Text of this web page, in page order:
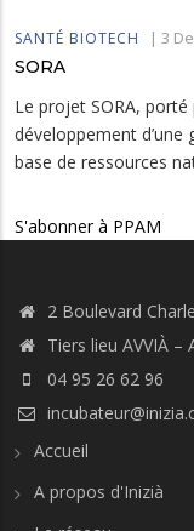
SANTÉ BIOTECH | 3
SORA
Le projet SORA,
développement
base de ressources
S'abonner à PPAM
2 Boulevard
Tiers lieu AVVIÀ
04 95 26 62 96
Accueil
A propos d'Inizià